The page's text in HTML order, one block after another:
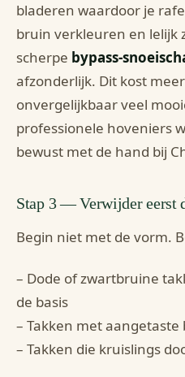
bladeren waardoor je
bruin verkleuren en lelijk
scherpe bypass-
afzonderlijk. Dit kost
onvergelijkbaar veel
professionele hoveniers
bewust met de hand bij
Stap 3 — Verwijder eerst
Begin niet met de vorm.
– Dode of zwartbruine
de basis
– Takken met aangetaste
– Takken die kruislings